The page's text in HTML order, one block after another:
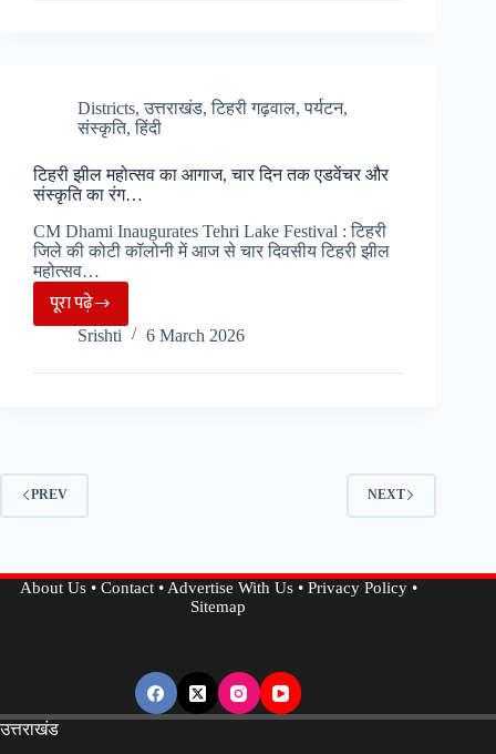
के
कपाट,
यात्रा
की
तैयारियां
तेज….
Districts,उत्तराखंड,टिहरी गढ़वाल,पर्यटन,
संस्कृति,हिंदी
टिहरी झील महोत्सव का आगाज, चार दिन तक एडवेंचर और
संस्कृति का रंग…
CM Dhami Inaugurates Tehri Lake Festival : टिहरी
जिले की कोटी कॉलोनी में आज से चार दिवसीय टिहरी झील
महोत्सव…
पूरा पढ़ेटिहरी
झील
महोत्सव
दिन
तक
संस्कृति
Srishti 6 March 2026
PREV NEXT
About Us• Contact•Advertise With Us• Privacy Policy•
Sitemap
उत्तराखंड